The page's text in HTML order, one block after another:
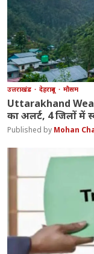
उत्तराखंड देहरादून मौसम
Uttarakhand
का अलर्ट, 4 जिलों में
Mohan